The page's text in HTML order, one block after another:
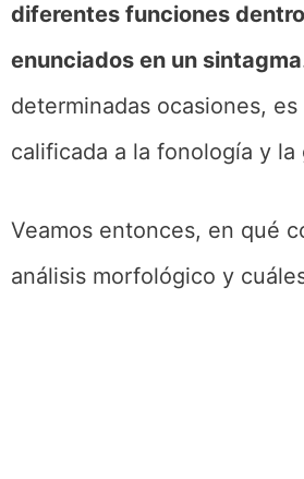
diferentes funciones
enunciados en un sintagma
determinadas ocasiones,
calificada a la fonología y la
Veamos entonces, en qué
análisis morfológico y